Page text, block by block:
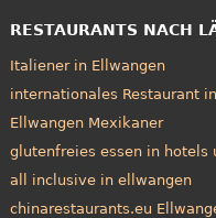
RESTAURANTS NACH
Italiener in Ellwangen
internationales Restaurant
Ellwangen Mexikaner
glutenfreies essen in hotels
all inclusive in ellwangen
chinarestaurants.eu